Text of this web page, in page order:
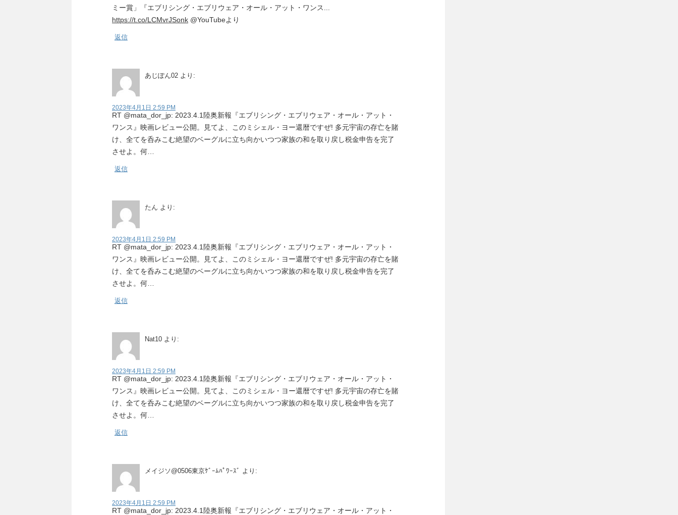
ミー賞」『エブリシング・エブリウェア・オール・アット・ワンス...
https://t.co/LCMvrJSonk @YouTubeより
返信
あじぽん02 より:
2023年4月1日 2:59 PM
RT @mata_dor_jp: 2023.4.1陸奥新報『エブリシング・エブリウェア・オール・アット・
ワンス』映画レビュー公開。見てよ、このミシェル・ヨー還暦ですぜ! 多元宇宙の存亡を賭
け、全てを呑みこむ絶望のベーグルに立ち向かいつつ家族の和を取り戻し税金申告を完了
させよ。何…
返信
たん より:
2023年4月1日 2:59 PM
RT @mata_dor_jp: 2023.4.1陸奥新報『エブリシング・エブリウェア・オール・アット・
ワンス』映画レビュー公開。見てよ、このミシェル・ヨー還暦ですぜ! 多元宇宙の存亡を賭
け、全てを呑みこむ絶望のベーグルに立ち向かいつつ家族の和を取り戻し税金申告を完了
させよ。何…
返信
Nat10 より:
2023年4月1日 2:59 PM
RT @mata_dor_jp: 2023.4.1陸奥新報『エブリシング・エブリウェア・オール・アット・
ワンス』映画レビュー公開。見てよ、このミシェル・ヨー還暦ですぜ! 多元宇宙の存亡を賭
け、全てを呑みこむ絶望のベーグルに立ち向かいつつ家族の和を取り戻し税金申告を完了
させよ。何…
返信
メイジソ@0506東京ｹﾞｰﾑﾊﾟﾜｰｽﾞ より:
2023年4月1日 2:59 PM
RT @mata_dor_jp: 2023.4.1陸奥新報『エブリシング・エブリウェア・オール・アット・